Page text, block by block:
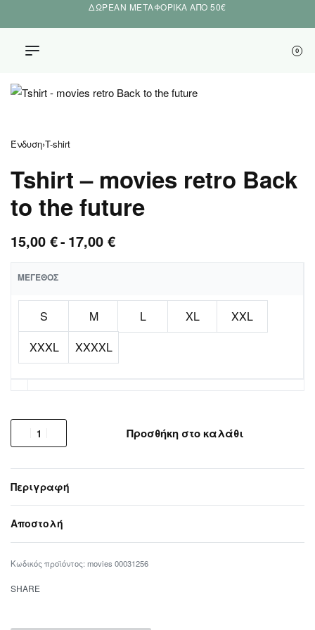
ΔΩΡΕΑΝ ΜΕΤΑΦΟΡΙΚΑ ΑΠΟ 50€
0
Ένδυση›T-shirt
Tshirt – movies retro Back
to the future
15,00 € 17,00 €
ΜΈΓΕΘΟΣ
S M L XL
XXL
XXXL
XXXXL
Προσθήκη στο καλάθι
Περιγραφή
Αποστολή
movies 00031256
SHARE